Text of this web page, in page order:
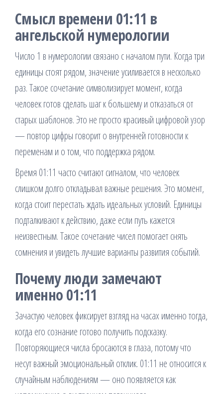
Смысл времени 01:11 в
ангельской нумерологии
Число 1 в нумерологии связано с началом пути. Когда три
единицы стоят рядом, значение усиливается в несколько
раз. Такое сочетание символизирует момент, когда
человек готов сделать шаг к большему и отказаться от
старых шаблонов. Это не просто красивый цифровой узор
— повтор цифры говорит о внутренней готовности к
переменам и о том, что поддержка рядом.
Время 01:11 часто считают сигналом, что человек
слишком долго откладывал важные решения. Это момент,
когда стоит перестать ждать идеальных условий. Единицы
подталкивают к действию, даже если путь кажется
неизвестным. Такое сочетание чисел помогает снять
сомнения и увидеть лучшие варианты развития событий.
Почему люди замечают
именно 01:11
Зачастую человек фиксирует взгляд на часах именно тогда,
когда его сознание готово получить подсказку.
Повторяющиеся числа бросаются в глаза, потому что
несут важный эмоциональный отклик. 01:11 не относится к
случайным наблюдениям — оно появляется как